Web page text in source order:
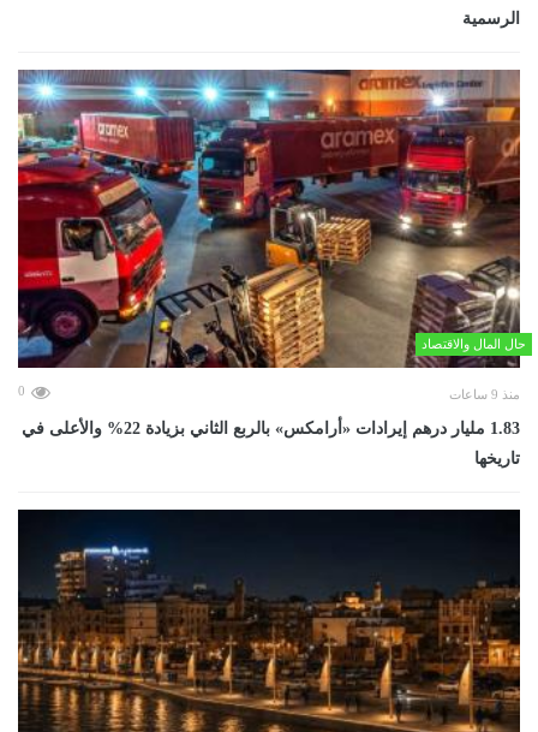
الرسمية
حال المال والاقتصاد
منذ 9 ساعات 0
‏1.83 مليار درهم إيرادات «أرامكس» بالربع الثاني بزيادة 22% والأعلى في
تاريخها